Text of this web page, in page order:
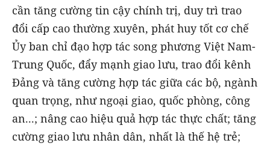
cần tăng cường tin cậy chính trị, duy trì trao
đổi cấp cao thường xuyên, phát huy tốt cơ chế
Ủy ban chỉ đạo hợp tác song phương Việt Nam-
Trung Quốc, đẩy mạnh giao lưu, trao đổi kênh
Đảng và tăng cường hợp tác giữa các bộ, ngành
quan trọng, như ngoại giao, quốc phòng, công
an...; nâng cao hiệu quả hợp tác thực chất; tăng
cường giao lưu nhân dân, nhất là thế hệ trẻ;